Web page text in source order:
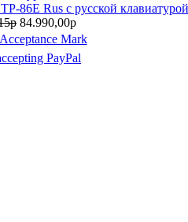
86E Rus с русской клавиатурой
84.990,00р